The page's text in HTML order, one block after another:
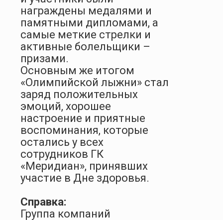
награждены медалями и
памятными дипломами, а
самые меткие стрелки и
активные болельщики –
призами.
Основным же итогом
«Олимпийской лыжни» стал
заряд положительных
эмоций, хорошее
настроение и приятные
воспоминания, которые
остались у всех
сотрудников ГК
«Меридиан», принявших
участие в Дне здоровья.
Справка:
Группа компаний